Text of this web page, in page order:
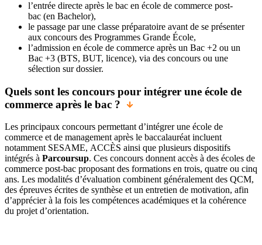
l’entrée directe après le bac en école de commerce post-
bac (en Bachelor),
le passage par une classe préparatoire avant de se présenter
aux concours des Programmes Grande École,
l’admission en école de commerce après un Bac +2 ou un
Bac +3 (BTS, BUT, licence), via des concours ou une
sélection sur dossier.
Quels sont les concours pour intégrer une école de
commerce après le bac ?
Les principaux concours permettant d’intégrer une école de
commerce et de management après le baccalauréat incluent
notamment SESAME, ACCÈS ainsi que plusieurs dispositifs
intégrés à Parcoursup. Ces concours donnent accès à des écoles de
commerce post-bac proposant des formations en trois, quatre ou cinq
ans. Les modalités d’évaluation combinent généralement des QCM,
des épreuves écrites de synthèse et un entretien de motivation, afin
d’apprécier à la fois les compétences académiques et la cohérence
du projet d’orientation.